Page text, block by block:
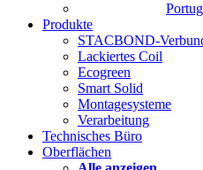
Produkte
STACBOND-
Lackiertes Coil
Ecogreen
Smart Solid
Montagesysteme
Verarbeitung
Technisches Büro
Oberflächen